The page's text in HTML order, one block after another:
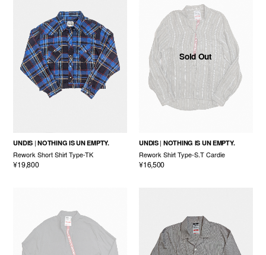
UNDIS NOTHING IS UN EMPTY.
Rework Short Shirt Type-TK
¥19,800
Sold Out
UNDIS NOTHING IS UN EMPTY.
Rework Shirt Type-S.T Cardie
¥16,500